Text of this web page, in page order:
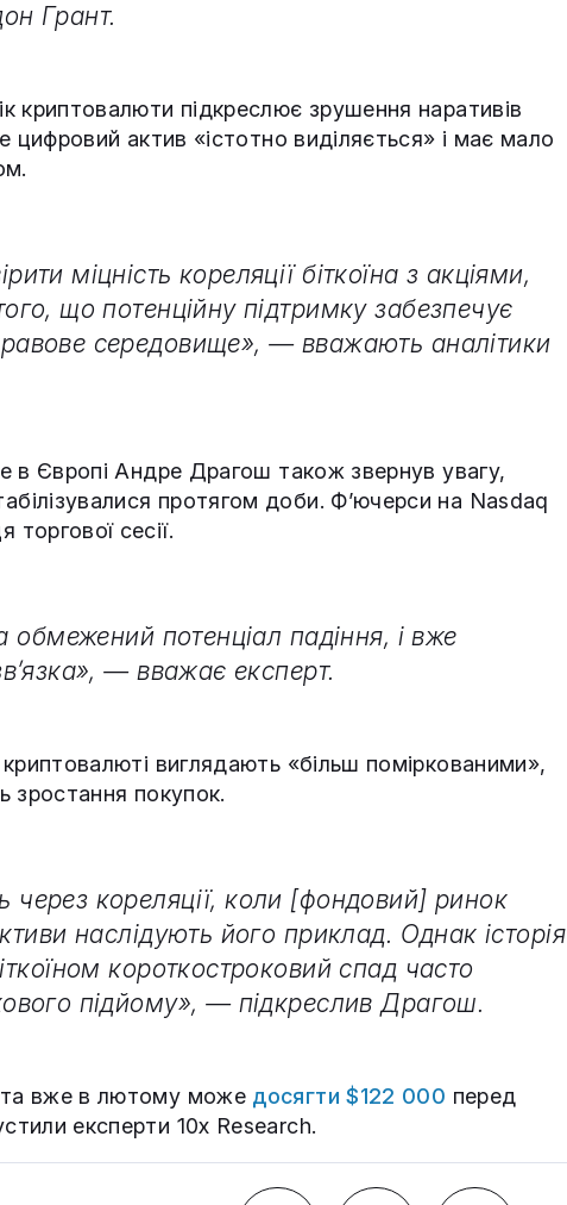
Грант.
криптовалюти підкреслює зрушення наративів
цифровий актив «істотно виділяється» і має мало
міцність кореляції біткоїна з акціями,
що потенційну підтримку забезпечує
середовище», — вважають аналітики
в Європі Андре Драгош також звернув увагу,
протягом доби. Ф’ючерси на Nasdaq
сесії.
обмежений потенціал падіння, і вже
— вважає експерт.
виглядають «більш поміркованими»,
зростання покупок.
кореляції, коли [фондовий] ринок
наслідують його приклад. Однак історія
короткостроковий спад часто
підйому», — підкреслив Драгош.
вже в лютому може досягти $122 000 перед
експерти 10x Research.